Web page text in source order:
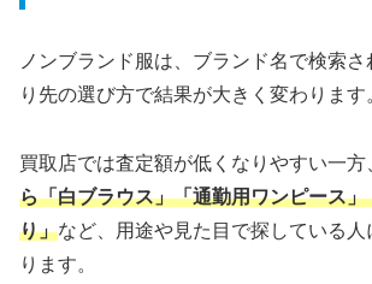
ノンブランド服は、ブランド名で検索
り先の選び方で結果が大きく変わります
買取店では査定額が低くなりやすい一方
ら「白ブラウス」「通勤用ワンピース
り」など、用途や見た目で探している
ります。